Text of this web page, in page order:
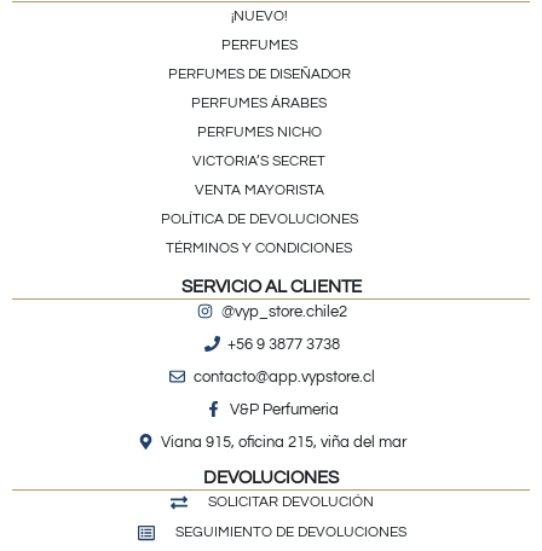
¡NUEVO!
PERFUMES
PERFUMES DE DISEÑADOR
PERFUMES ÁRABES
PERFUMES NICHO
VICTORIA’S SECRET
VENTA MAYORISTA
POLÍTICA DE DEVOLUCIONES
TÉRMINOS Y CONDICIONES
SERVICIO AL CLIENTE
@vyp_store.chile2
+56 9 3877 3738
contacto@app.vypstore.cl
V&P Perfumeria
Viana 915, oficina 215, viña del mar
DEVOLUCIONES
SOLICITAR DEVOLUCIÓN
SEGUIMIENTO DE DEVOLUCIONES